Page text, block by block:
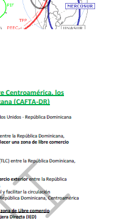
Centroamérica-
la República
del Caribe
la República